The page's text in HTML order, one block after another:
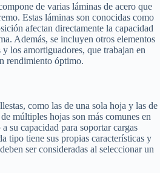
de varias láminas de acero que
Estas láminas son conocidas como
afectan directamente la capacidad
Además, se incluyen otros elementos
los amortiguadores, que trabajan en
rendimiento óptimo.
como las de una sola hoja y las de
múltiples hojas son más comunes en
su capacidad para soportar cargas
tipo tiene sus propias características y
ser consideradas al seleccionar un